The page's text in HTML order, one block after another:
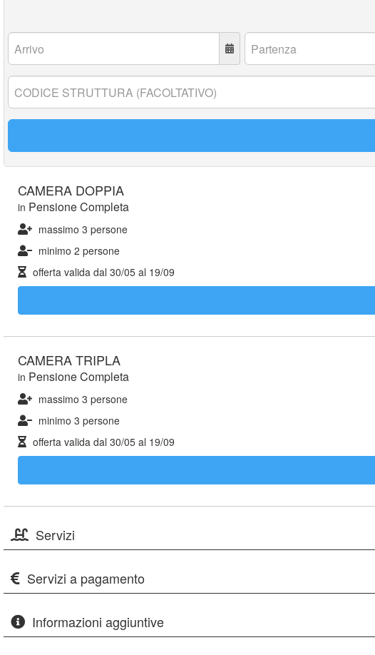
Arrivo: Partenza:
Codice
struttura:
CAMERA DOPPIA
in Pensione Completa
massimo 3 persone
minimo 2 persone
offerta valida dal 30/05 al 19/09
CAMERA TRIPLA
in Pensione Completa
massimo 3 persone
minimo 3 persone
offerta valida dal 30/05 al 19/09
Servizi
Servizi a pagamento
Informazioni aggiuntive